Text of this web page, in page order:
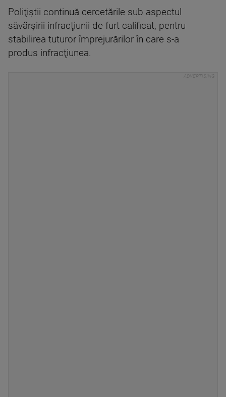
Poliţiştii continuă cercetările sub aspectul
săvârşirii infracţiunii de furt calificat, pentru
stabilirea tuturor împrejurărilor în care s-a
produs infracţiunea.